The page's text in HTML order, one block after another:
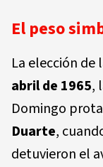
El peso
La elección de
abril de 1965,
Domingo
Duarte,
detuvieron el